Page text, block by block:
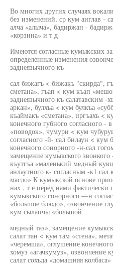
Во многих других случаях
без изменений, ср кум аиглав -
алча «алыча», бадиржан -
«корзина» и т д
Имеются согласные кумыкских
определенные изменения
заднеязычного къ
сал бижагъ < бижакъ "скирда",
сметана», гъап < кум къап
заднеязычного къ салатавским -
аркан», булхъа < кум булкъа
къаймакъ «сметана», иргъахъ <
конечного губного согласного -
«поводок», чумури < кум
согласного -й- сал билаун < кум
конечного сонорного -н-сал
замещение кумыкского
къутгъа «маленький медный
анлаутного к- согласным -к1
масло» К кумыкской основе
нах , т е перед нами фактически
кумыкского сонорного —н
«большое блюдо», озвончение
кум сылапчы «большой
медный таз», замещение
салат тан < кум там «стена»,
«черемша», оглушение
хомуз «агачкумуз», озвончение
салат сохъда «домашняя